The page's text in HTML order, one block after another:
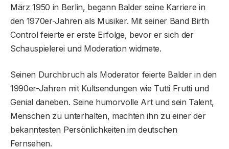
März 1950 in Berlin, begann Balder seine Karriere in
den 1970er-Jahren als Musiker. Mit seiner Band Birth
Control feierte er erste Erfolge, bevor er sich der
Schauspielerei und Moderation widmete.
Seinen Durchbruch als Moderator feierte Balder in den
1990er-Jahren mit Kultsendungen wie Tutti Frutti und
Genial daneben. Seine humorvolle Art und sein Talent,
Menschen zu unterhalten, machten ihn zu einer der
bekanntesten Persönlichkeiten im deutschen
Fernsehen.